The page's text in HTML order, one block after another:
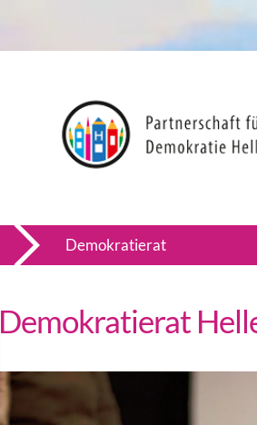
Demokratierat
Demokratierat